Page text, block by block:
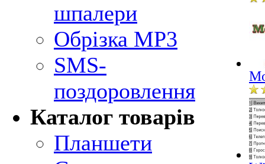
шпалери
Обрізка MP3
SMS-
поздоровлення
Каталог товарів
Планшети